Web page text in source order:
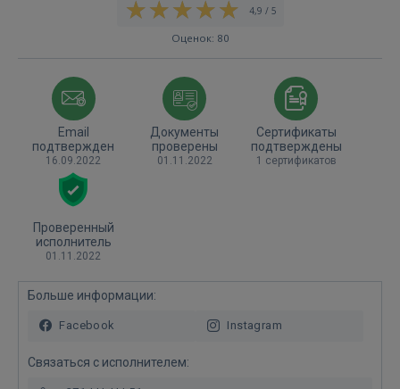
4,9 / 5
Оценок: 80
Email
подтвержден
16.09.2022
Документы
проверены
01.11.2022
Сертификаты
подтверждены
1 сертификатов
Проверенный
исполнитель
01.11.2022
Больше информации:
Facebook Instagram
Связаться с исполнителем: